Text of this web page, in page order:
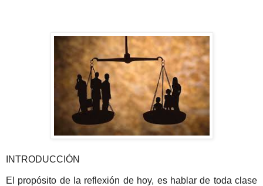
INTRODUCCIÓN
El propósito de la reflexión de hoy, es hablar de toda clase